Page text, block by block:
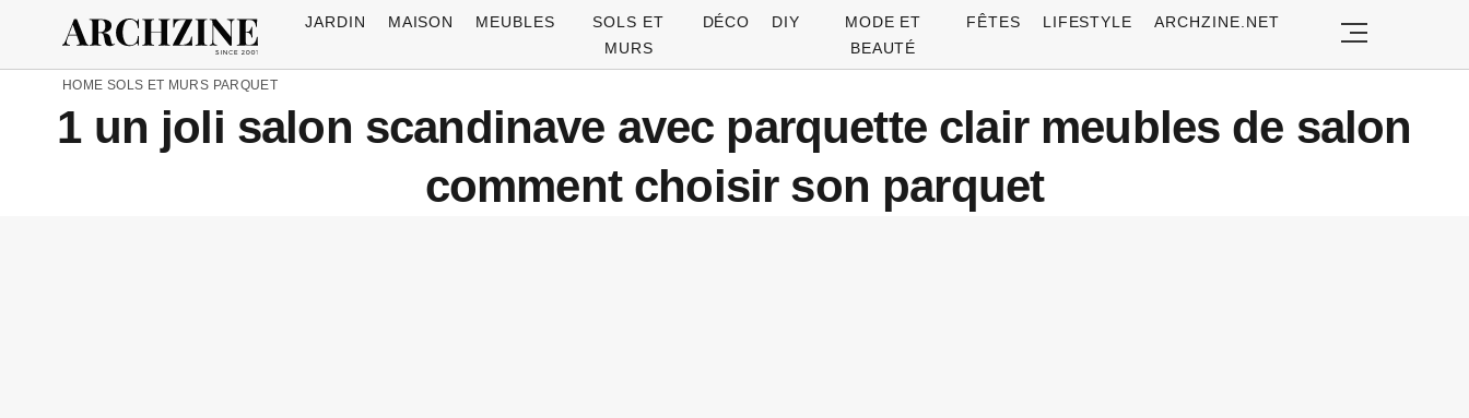
JARDIN MAISON MEUBLES
SOLS ET
MURS
DÉCO DIY
MODE ET
BEAUTÉ
FÊTES LIFESTYLE ARCHZINE.NET
HOME SOLS ET MURS PARQUET
1 un joli salon scandinave avec parquette clair meubles de salon
comment choisir son parquet